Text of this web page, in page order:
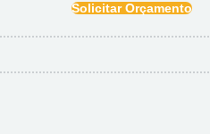
Solicitar Orçamento